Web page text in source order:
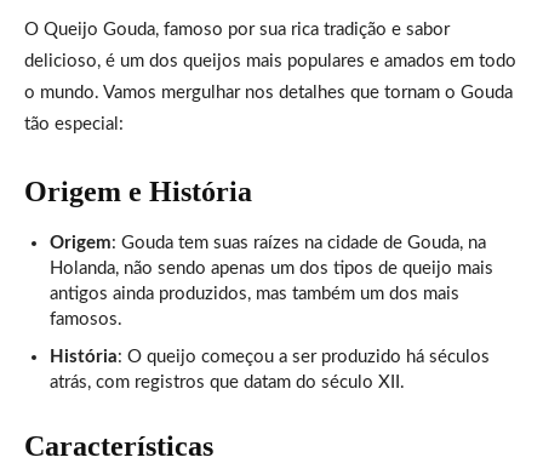
O Queijo Gouda, famoso por sua rica tradição e sabor
delicioso, é um dos queijos mais populares e amados em todo
o mundo. Vamos mergulhar nos detalhes que tornam o Gouda
tão especial:
Origem e História
Origem: Gouda tem suas raízes na cidade de Gouda, na
Holanda, não sendo apenas um dos tipos de queijo mais
antigos ainda produzidos, mas também um dos mais
famosos.
História: O queijo começou a ser produzido há séculos
atrás, com registros que datam do século XII.
Características